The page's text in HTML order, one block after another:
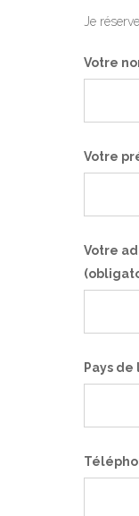
Je
Votre
Votre
Votre
Pays